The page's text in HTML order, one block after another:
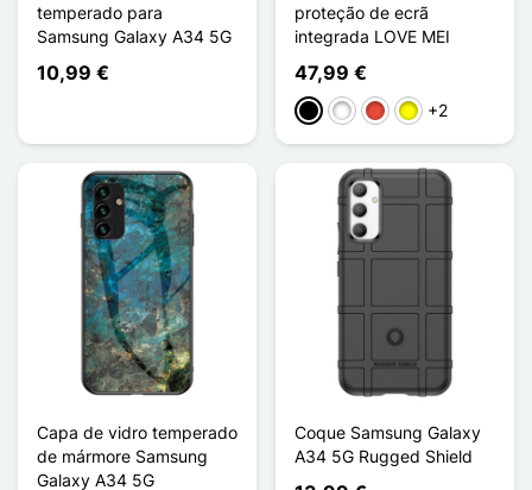
temperado para
Samsung Galaxy A34 5G
10,99 €
proteção de ecrã
integrada LOVE MEI
47,99 €
PretoBrancoVermelho
Amarelo
+2
Capa de vidro temperado
de mármore Samsung
Galaxy A34 5G
Coque Samsung Galaxy
A34 5G Rugged Shield